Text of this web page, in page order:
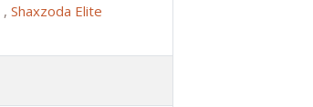
, Shaxzoda Elite